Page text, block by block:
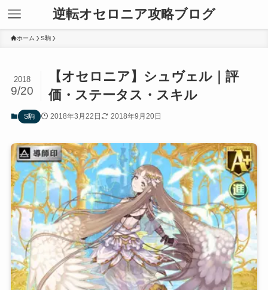
逆転オセロニア攻略ブログ
ホーム S駒
【オセロニア】シュヴェル｜評
価・ステータス・スキル
2018
9/20
S駒 2018年3月22日 2018年9月20日